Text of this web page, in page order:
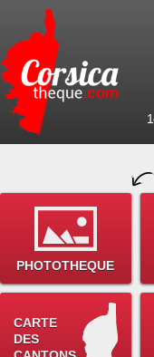
PHOTOTHEQUE
CARTE
DES